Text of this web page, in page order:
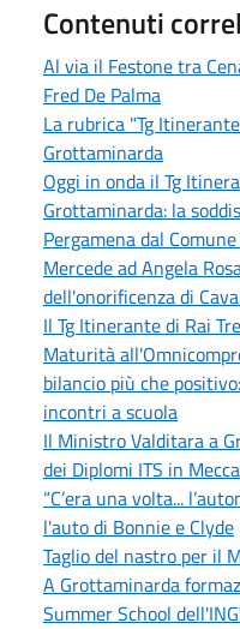
Contenuti
Al via il Festone tra
Fred De Palma
La rubrica "Tg
Grottaminarda
Oggi in onda il Tg
Grottaminarda: la
Pergamena dal
Mercede ad Angela
dell'onorificenza di
Il Tg Itinerante di Rai
Maturità
bilancio più che
incontri a scuola
Il Ministro Valditara a
dei Diplomi ITS in
“C’era una volta...
l'auto di Bonnie e Clyde
Taglio del nastro per il
A Grottaminarda
Summer School